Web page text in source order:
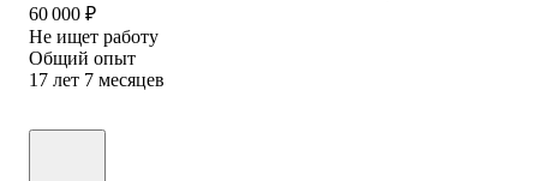
60 000 ₽
Не ищет работу
Общий опыт
17 лет 7 месяцев